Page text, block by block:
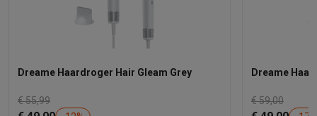
Dreame Haardroger Hair Gleam Grey
€ 55,99
Dreame
€ 59,00